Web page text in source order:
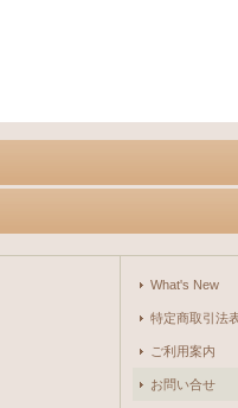
What's New
特定商取引法
ご利用案内
お問い合せ